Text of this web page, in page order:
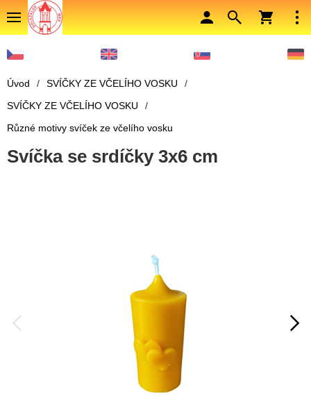
Úvod / SVÍČKY ZE VČELÍHO VOSKU
/
SVÍČKY ZE VČELÍHO VOSKU
/
Různé motivy svíček ze včelího vosku
Svíčka se srdíčky 3x6 cm